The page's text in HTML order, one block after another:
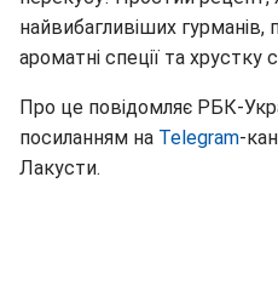
найвибагливіших гурманів,
ароматні спеції та хрустку
Про це повідомляє РБК-
посиланням на Telegram-
Лакусти.